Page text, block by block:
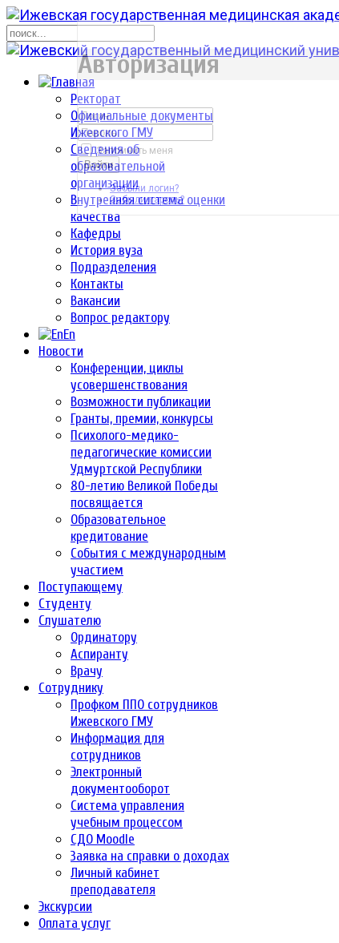
Ректорат
Официальные документы
Ижевского ГМУ
Сведения об
образовательной
организации
Внутренняя система оценки
качества
Кафедры
История вуза
Подразделения
Контакты
Вакансии
Вопрос редактору
En
Новости
Конференции, циклы
усовершенствования
Возможности публикации
Гранты, премии, конкурсы
Психолого-медико-
педагогические комиссии
Удмуртской Республики
80-летию Великой Победы
посвящается
Образовательное
кредитование
События с международным
участием
Поступающему
Студенту
Слушателю
Ординатору
Аспиранту
Врачу
Сотруднику
Профком ППО сотрудников
Ижевского ГМУ
Информация для
сотрудников
Электронный
документооборот
Система управления
учебным процессом
СДО Moodle
Заявка на справки о доходах
Личный кабинет
преподавателя
Экскурсии
Оплата услуг
р
Авторизация
Запомнить меня
Войти
Забыли логин?
Забыли пароль?